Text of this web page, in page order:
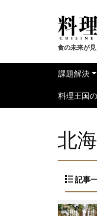
食の未来が
課題解決
料理王国
北
記事